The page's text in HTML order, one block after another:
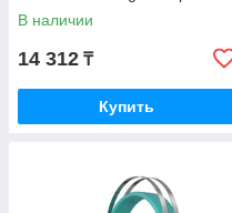
35758
В наличии
14 312 ₸
Купить